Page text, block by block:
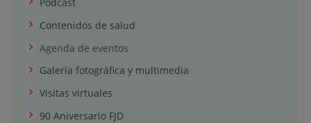
Contenidos de salud
Agenda de eventos
Galería fotográfica y multimedia
Visitas virtuales
90 Aniversario FJD